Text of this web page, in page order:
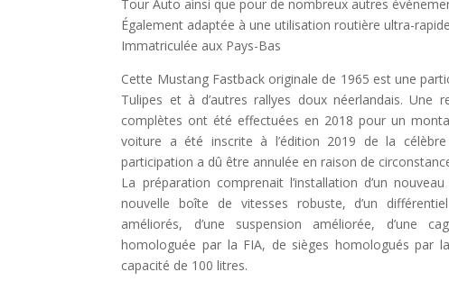
Tour Auto ainsi que pour de nombreux autres
Également adaptée à une utilisation routière ultra-rapide
Immatriculée aux Pays-Bas
Cette Mustang Fastback originale de 1965 est une
Tulipes et à d’autres rallyes doux néerlandais. Une
complètes ont été effectuées en 2018 pour un
voiture a été inscrite à l’édition 2019 de la
participation a dû être annulée en raison de
La préparation comprenait l’installation d’un
nouvelle boîte de vitesses robuste, d’un
améliorés, d’une suspension améliorée, d’une
homologuée par la FIA, de sièges homologués par
capacité de 100 litres.